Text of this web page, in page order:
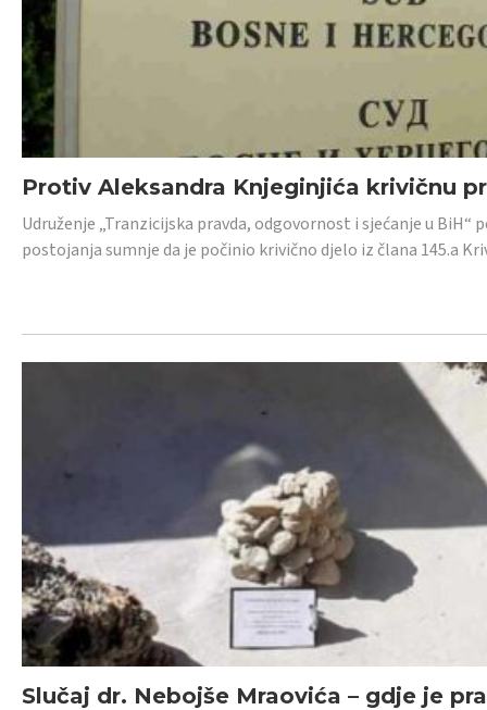
Protiv Aleksandra Knjeginjića krivičnu
Udruženje „Tranzicijska pravda, odgovornost i sjećanje u
postojanja sumnje da je počinio krivično djelo iz člana 145.a
Slučaj dr. Nebojše Mraovića – gdje je